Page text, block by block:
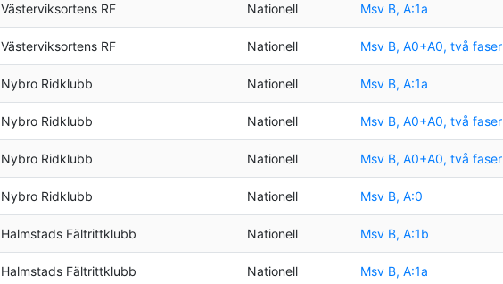
Västerviksortens RF Nationell Msv B, A:1a
Västerviksortens RF Nationell Msv B, A0+A0, två faser
Nybro Ridklubb Nationell Msv B, A:1a
Nybro Ridklubb Nationell Msv B, A0+A0, två faser
Nybro Ridklubb Nationell Msv B, A0+A0, två faser
Nybro Ridklubb Nationell Msv B, A:0
Halmstads Fältrittklubb Nationell Msv B, A:1b
Halmstads Fältrittklubb Nationell Msv B, A:1a